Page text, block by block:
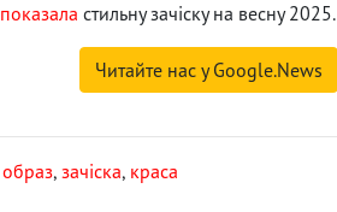
показала стильну зачіску на весну 2025.
Читайте нас у Google.News
образ, зачіска, краса